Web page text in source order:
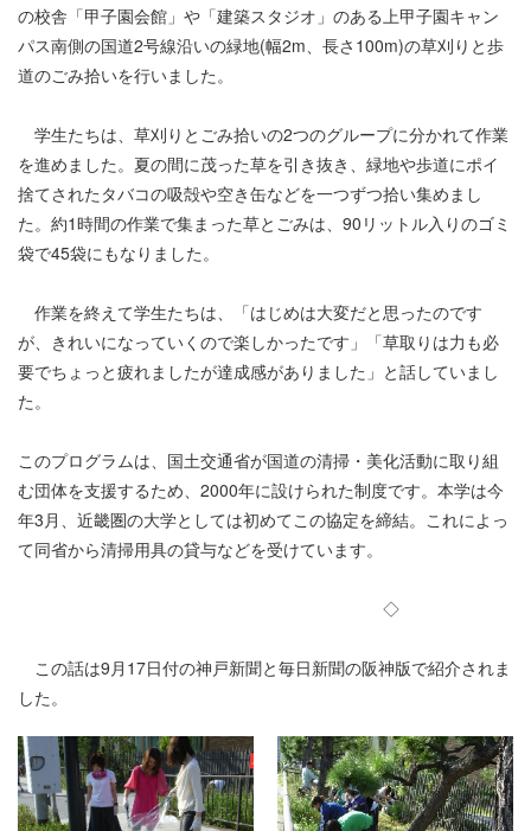
の校舎「甲子園会館」や「建築スタジオ」のある上甲子園キャン
パス南側の国道2号線沿いの緑地(幅2m、長さ100m)の草刈りと歩
道のごみ拾いを行いました。
学生たちは、草刈りとごみ拾いの2つのグループに分かれて作業
を進めました。夏の間に茂った草を引き抜き、緑地や歩道にポイ
捨てされたタバコの吸殻や空き缶などを一つずつ拾い集めまし
た。約1時間の作業で集まった草とごみは、90リットル入りのゴミ
袋で45袋にもなりました。
作業を終えて学生たちは、「はじめは大変だと思ったのです
が、きれいになっていくので楽しかったです」「草取りは力も必
要でちょっと疲れましたが達成感がありました」と話していまし
た。
このプログラムは、国土交通省が国道の清掃・美化活動に取り組
む団体を支援するため、2000年に設けられた制度です。本学は今
年3月、近畿圏の大学としては初めてこの協定を締結。これによっ
て同省から清掃用具の貸与などを受けています。
◇
この話は9月17日付の神戸新聞と毎日新聞の阪神版で紹介されま
した。